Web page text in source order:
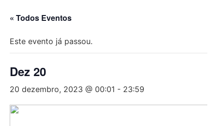
« Todos Eventos
Este evento já passou.
Dez 20
20 dezembro, 2023 @ 00:01 - 23:59